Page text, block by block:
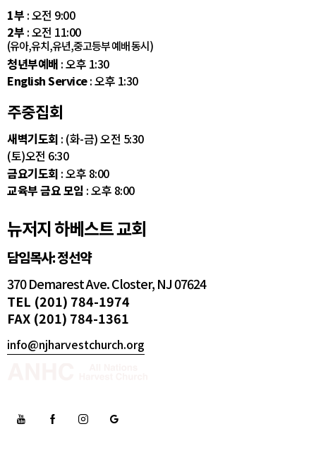
1부 : 오전 9:00
2부 : 오전 11:00
(유아,유치,유년,중고등부 예배 동시)
청년부예배 : 오후 1:30
English Service: 오후 1:30
주중집회
새벽기도회 : (화-금) 오전 5:30
(토)오전 6:30
금요기도회 : 오후 8:00
교육부 금요 모임 : 오후 8:00
뉴저지 하베스트 교회
담임목사: 정선약
370 Demarest Ave. Closter, NJ 07624
TEL (201) 784-1974
FAX (201) 784-1361
info@njharvestchurch.org